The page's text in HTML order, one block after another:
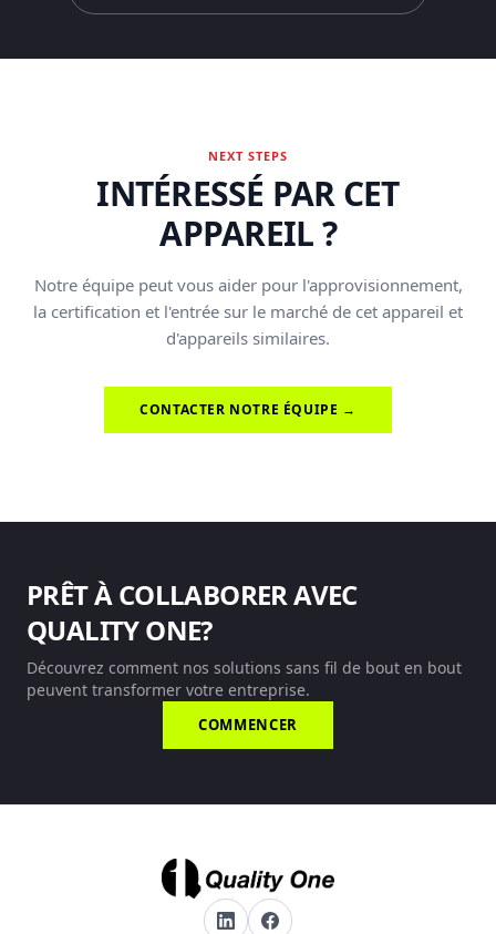
NEXT STEPS
INTÉRESSÉ PAR CET
APPAREIL ?
Notre équipe peut vous aider pour l'approvisionnement,
la certification et l'entrée sur le marché de cet appareil et
d'appareils similaires.
CONTACTER NOTRE ÉQUIPE →
PRÊT À COLLABORER AVEC
QUALITY ONE?
Découvrez comment nos solutions sans fil de bout en bout
peuvent transformer votre entreprise.
COMMENCER